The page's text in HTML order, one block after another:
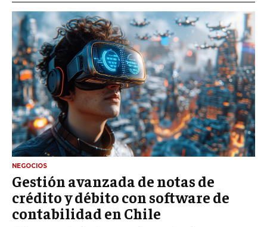
NEGOCIOS
Gestión avanzada de notas de
crédito y débito con software de
contabilidad en Chile